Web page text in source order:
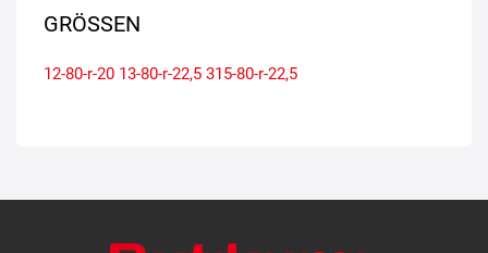
GRÖSSEN
12-80-r-20 13-80-r-22,5 315-80-r-22,5